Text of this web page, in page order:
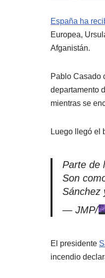
España ha
Europea,
Afganistán.
Pablo Casado
departamento
mientras se
Luego llegó el
Parte de
Son
Sánchez
— JMP/
El presidente
incendio